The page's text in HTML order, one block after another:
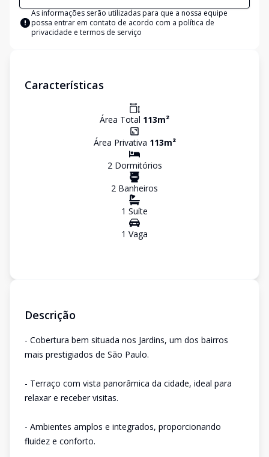
As informações serão utilizadas para que a nossa equipe
possa entrar em contato de acordo com a política de
privacidade e termos de serviço
Características
Área Total 113m²
Área Privativa 113m²
2Dormitórios
2 Banheiros
1 Suíte
1 Vaga
Descrição
- Cobertura bem situada nos Jardins, um dos bairros
mais prestigiados de São Paulo.
- Terraço com vista panorâmica da cidade, ideal para
relaxar e receber visitas.
- Ambientes amplos e integrados, proporcionando
fluidez e conforto.